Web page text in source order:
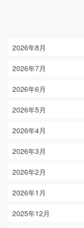
2026年8月
2026年7月
2026年6月
2026年5月
2026年4月
2026年3月
2026年2月
2026年1月
2025年12月